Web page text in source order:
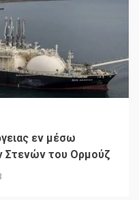
εν μέσω
Στενών του Ορμούζ